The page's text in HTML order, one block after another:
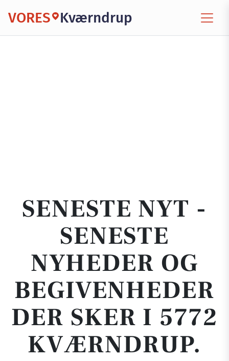
VORES Kværndrup
SENESTE NYT -
SENESTE
NYHEDER OG
BEGIVENHEDER
DER SKER I 5772
KVÆRNDRUP.